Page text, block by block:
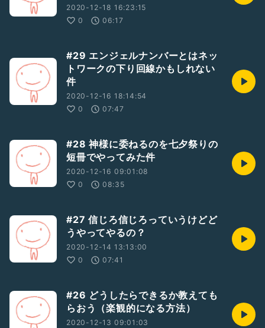
2020-12-18 16:23:15
0
06:17
#29 エンジェルナンバーとはネッ
トワークの下り回線かもしれない
件
2020-12-16 18:14:54
0
07:47
#28 神様に委ねるのを七夕祭りの
短冊でやってみた件
2020-12-16 09:01:08
0
08:35
#27 信じろ信じろっていうけどど
うやってやるの？
2020-12-14 13:13:00
0
07:41
#26 どうしたらできるか教えても
らおう（楽観的になる方法）
2020-12-13 09:01:03